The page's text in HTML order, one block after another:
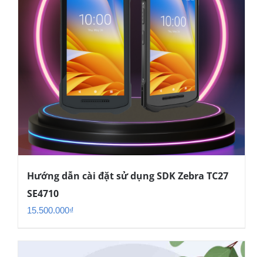
Hướng dẫn cài đặt sử dụng SDK Zebra TC27
SE4710
15.500.000₫